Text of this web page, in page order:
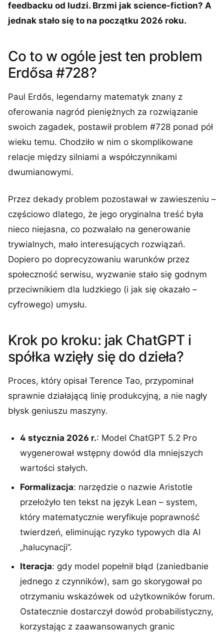
feedbacku od ludzi. Brzmi jak science-fiction? A
jednak stało się to na początku 2026 roku.
Co to w ogóle jest ten problem
Erdősa #728?
Paul Erdős, legendarny matematyk znany z
oferowania nagród pieniężnych za rozwiązanie
swoich zagadek, postawił problem #728 ponad pół
wieku temu. Chodziło w nim o skomplikowane
relacje między silniami a współczynnikami
dwumianowymi.
Przez dekady problem pozostawał w zawieszeniu –
częściowo dlatego, że jego oryginalna treść była
nieco niejasna, co pozwalało na generowanie
trywialnych, mało interesujących rozwiązań.
Dopiero po doprecyzowaniu warunków przez
społeczność serwisu, wyzwanie stało się godnym
przeciwnikiem dla ludzkiego (i jak się okazało –
cyfrowego) umysłu.
Krok po kroku: jak ChatGPT i
spółka wzięły się do dzieła?
Proces, który opisał Terence Tao, przypominał
sprawnie działającą linię produkcyjną, a nie nagły
błysk geniuszu maszyny.
4 stycznia 2026 r.: Model ChatGPT 5.2 Pro
wygenerował wstępny dowód dla mniejszych
wartości stałych.
Formalizacja: narzędzie o nazwie Aristotle
przełożyło ten tekst na język Lean – system,
który matematycznie weryfikuje poprawność
twierdzeń, eliminując ryzyko typowych dla AI
„halucynacji”.
Iteracja: gdy model popełnił błąd (zaniedbanie
jednego z czynników), sam go skorygował po
otrzymaniu wskazówek od użytkowników forum.
Ostatecznie dostarczył dowód probabilistyczny,
korzystając z zaawansowanych granic